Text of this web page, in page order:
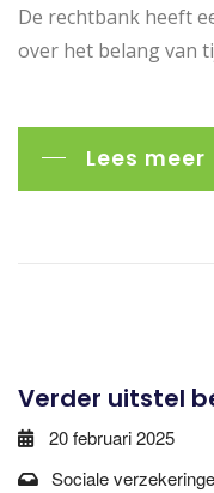
De rechtbank heeft
over het belang van
Lees meer
Verder uitstel
20 februari 2025
Sociale